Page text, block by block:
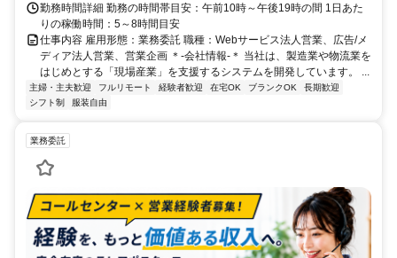
勤務時間詳細 勤務の時間帯目安：午前10時～午後19時の間 1日あた
りの稼働時間：5～8時間目安
仕事内容 雇用形態：業務委託 職種：Webサービス法人営業、広告/メ
ディア法人営業、営業企画 ＊-会社情報-＊ 当社は、製造業や物流業を
はじめとする「現場産業」を支援するシステムを開発しています。 ...
主婦・主夫歓迎 フルリモート 経験者歓迎 在宅OK ブランクOK
長期歓迎
シフト制
服装自由
業務委託